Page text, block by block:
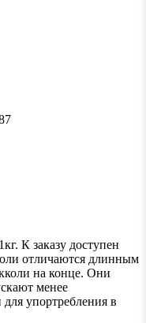
К заказу доступен
отличаются длинным
на конце. Они
менее
упортребления в